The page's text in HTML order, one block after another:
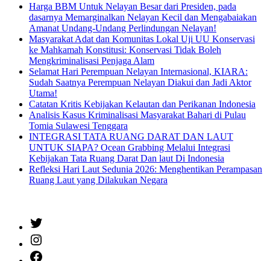
Harga BBM Untuk Nelayan Besar dari Presiden, pada
dasarnya Memarginalkan Nelayan Kecil dan Mengabaiakan
Amanat Undang-Undang Perlindungan Nelayan!
Masyarakat Adat dan Komunitas Lokal Uji UU Konservasi
ke Mahkamah Konstitusi: Konservasi Tidak Boleh
Mengkriminalisasi Penjaga Alam
Selamat Hari Perempuan Nelayan Internasional, KIARA:
Sudah Saatnya Perempuan Nelayan Diakui dan Jadi Aktor
Utama!
Catatan Kritis Kebijakan Kelautan dan Perikanan Indonesia
Analisis Kasus Kriminalisasi Masyarakat Bahari di Pulau
Tomia Sulawesi Tenggara
INTEGRASI TATA RUANG DARAT DAN LAUT
UNTUK SIAPA? Ocean Grabbing Melalui Integrasi
Kebijakan Tata Ruang Darat Dan laut Di Indonesia
Refleksi Hari Laut Sedunia 2026: Menghentikan Perampasan
Ruang Laut yang Dilakukan Negara